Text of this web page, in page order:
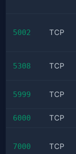
5002 TCP
5308 TCP
5999 TCP
6000 TCP
7000 TCP